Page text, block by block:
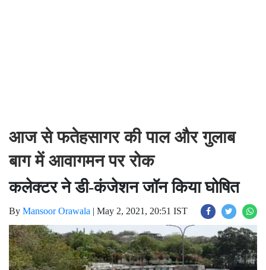
आज से फतेहसागर की पाल और गुलाब
बाग में आवागमन पर रोक
कलेक्टर ने डी-कंजेशन जॉन किया घोषित
By Mansoor Orawala | May 2, 2021, 20:51 IST